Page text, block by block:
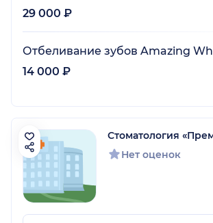
29 000 ₽
Отбеливание зубов Amazing
14 000 ₽
Стоматология
Нет оценок